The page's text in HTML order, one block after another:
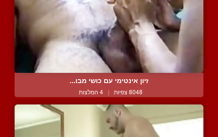
זיון אינטימי עם כושי מבו...
8048 צפיות | 4 המלצות